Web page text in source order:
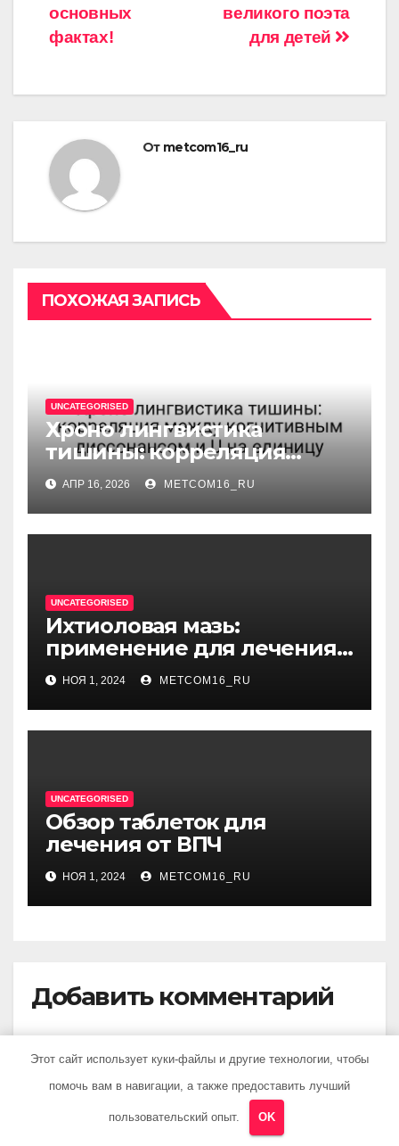
великого поэта
для детей
основных
фактах!
От metcom16_ru
ПОХОЖАЯ ЗАПИСЬ
UNCATEGORISED
Хроно лингвистика
тишины: корреляция
между когнитивным
диссонансом и U на
единицу
АПР 16, 2026 METCOM16_RU
UNCATEGORISED
Ихтиоловая мазь:
применение для лечения
фурункулов
НОЯ 1, 2024 METCOM16_RU
UNCATEGORISED
Обзор таблеток для
лечения от ВПЧ
НОЯ 1, 2024 METCOM16_RU
Добавить комментарий
Этот сайт использует куки-файлы и другие технологии, чтобы
помочь вам в навигации, а также предоставить лучший
пользовательский опыт. OK